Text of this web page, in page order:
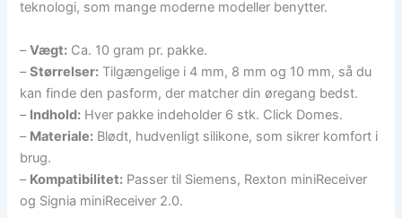
teknologi, som mange moderne modeller benytter.
–Vægt: Ca. 10 gram pr. pakke.
–Størrelser: Tilgængelige i 4 mm, 8 mm og 10 mm, så du
kan finde den pasform, der matcher din øregang bedst.
– Indhold: Hver pakke indeholder 6 stk. Click Domes.
– Materiale: Blødt, hudvenligt silikone, som sikrer komfort i
brug.
– Kompatibilitet: Passer til Siemens, Rexton miniReceiver
og Signia miniReceiver 2.0.